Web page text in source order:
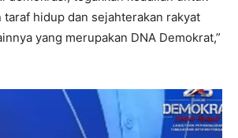
taraf hidup dan sejahterakan rakyat
yang merupakan DNA Demokrat,”